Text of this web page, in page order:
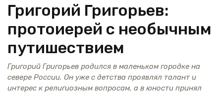
Григорий Григорьев:
протоиерей с необычным
путишествием
Григорий Григорьев родился в маленьком городке на
севере России. Он уже с детства проявлял талант и
интерес к религиозным вопросам, а в юности принял